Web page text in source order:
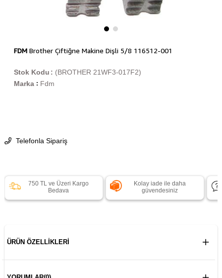
FDMBrother Çiftiğne Makine Dişli 5/8 116512-001
(BROTHER 21WF3-017F2)
Stok Kodu
Marka : Fdm
Telefonla Sipariş
750 TL ve Üzeri Kargo
Bedava
Kolay iade ile daha
güvendesiniz
ÜRÜN ÖZELLIKLERI